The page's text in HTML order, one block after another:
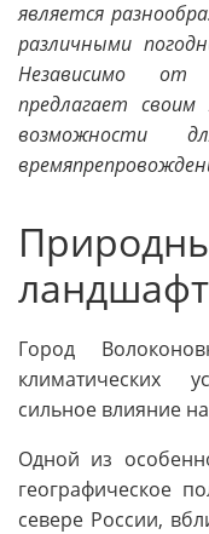
является
различными
Независимо от
предлагает
возможности
Город
климатических
сильное влияние
Одной из
географическое
севере России,